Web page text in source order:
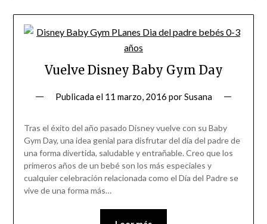
Vuelve Disney Baby Gym Day
Publicada el 11 marzo, 2016 porSusana
Tras el éxito del año pasado Disney vuelve con su Baby
Gym Day, una idea genial para disfrutar del día del padre de
una forma divertida, saludable y entrañable. Creo que los
primeros años de un bebé son los más especiales y
cualquier celebración relacionada como el Día del Padre se
vive de una forma más…